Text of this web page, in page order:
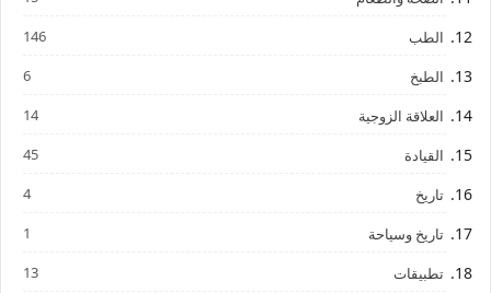
الطب 146
الطبخ 6
العلاقة الزوجية 14
القيادة 45
تاريخ 4
تاريخ وسياحة 1
تطبيقات 13